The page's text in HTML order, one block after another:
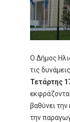
Ο Δήμος
τις
Τετάρτης
βαθύνει
την